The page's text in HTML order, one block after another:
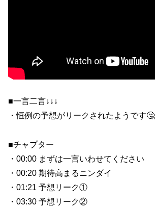
■一言二言↓↓↓
・恒例の予想がリークされたようです🤔
■チャプター
・00:00 まずは一言いわせてください
・00:20 期待高まるニンダイ
・01:21 予想リーク①
・03:30 予想リーク②